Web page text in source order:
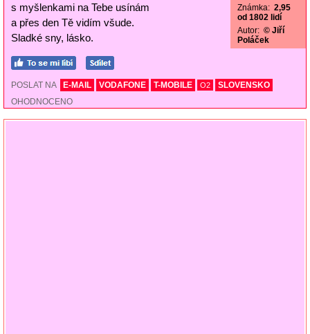
s myšlenkami na Tebe usínám
a přes den Tě vidím všude.
Sladké sny, lásko.
Známka: 2,95
od 1802 lidí
Autor: © Jiří
Poláček
POSLAT NA E-MAIL VODAFONE T-MOBILE O2
SLOVENSKO
OHODNOCENO